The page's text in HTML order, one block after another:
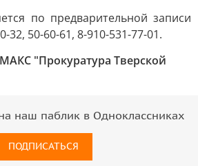
по предварительной записи
32, 50-60-61, 8-910-531-77-01.
"Прокуратура Тверской
наш паблик в Одноклассниках
ПОДПИСАТЬСЯ